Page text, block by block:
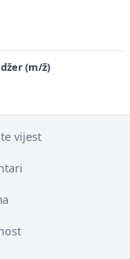
(m/ž)
vijest